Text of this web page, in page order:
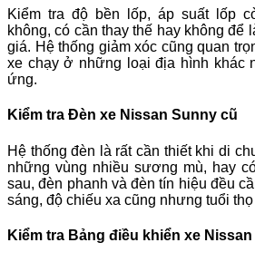
Kiểm tra độ bền lốp, áp suất lốp
không, có cần thay thế hay không để
giá. Hệ thống giảm xóc cũng quan
xe chạy ở những loại địa hình khác
ứng.
Kiểm tra Đèn xe Nissan Sunny cũ
Hệ thống đèn là rất cần thiết khi di
những vùng nhiều sương mù, hay
sau, đèn phanh và đèn tín hiệu đều
sáng, độ chiếu xa cũng nhưng tuổi thọ
Kiểm tra Bảng điều khiển xe